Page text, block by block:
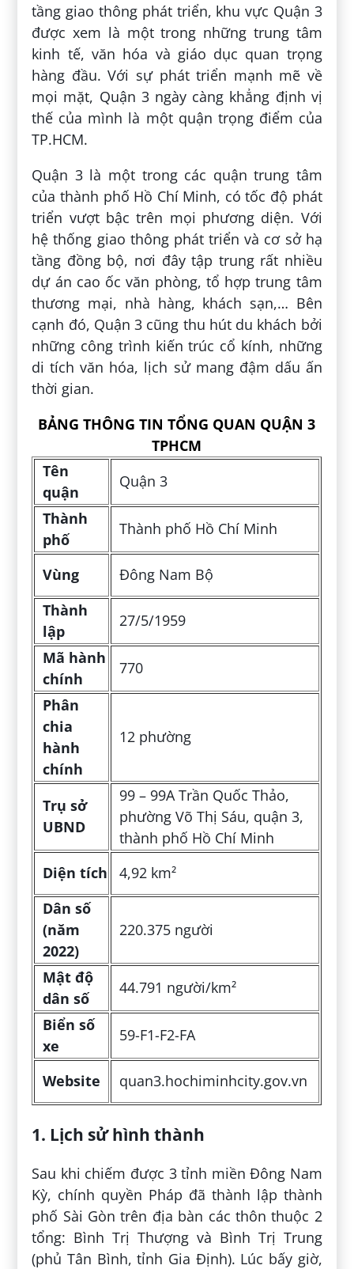
tầng giao thông phát triển, khu vực Quận 3
được xem là một trong những trung tâm
kinh tế, văn hóa và giáo dục quan trọng
hàng đầu. Với sự phát triển mạnh mẽ về
mọi mặt, Quận 3 ngày càng khẳng định vị
thế của mình là một quận trọng điểm của
TP.HCM.
Quận 3 là một trong các quận trung tâm
của thành phố Hồ Chí Minh, có tốc độ phát
triển vượt bậc trên mọi phương diện. Với
hệ thống giao thông phát triển và cơ sở hạ
tầng đồng bộ, nơi đây tập trung rất nhiều
dự án cao ốc văn phòng, tổ hợp trung tâm
thương mại, nhà hàng, khách sạn,… Bên
cạnh đó, Quận 3 cũng thu hút du khách bởi
những công trình kiến trúc cổ kính, những
di tích văn hóa, lịch sử mang đậm dấu ấn
thời gian.
BẢNG THÔNG TIN TỔNG QUAN QUẬN 3
TPHCM
Tên
quận
Quận 3
Thành
phố
Thành phố Hồ Chí Minh
Vùng
Đông Nam Bộ
Thành
lập
27/5/1959
Mã hành
chính
770
Phân
chia
hành
chính
12 phường
Trụ sở
UBND
99 – 99A Trần Quốc Thảo,
phường Võ Thị Sáu, quận 3,
thành phố Hồ Chí Minh
Diện tích
4,92 km²
Dân số
(năm
2022)
220.375 người
Mật độ
dân số
44.791 người/km²
Biển số
xe
59-F1-F2-FA
Website quan3.hochiminhcity.gov.vn
1. Lịch sử hình thành
Sau khi chiếm được 3 tỉnh miền Đông Nam
Kỳ, chính quyền Pháp đã thành lập thành
phố Sài Gòn trên địa bàn các thôn thuộc 2
tổng: Bình Trị Thượng và Bình Trị Trung
(phủ Tân Bình, tỉnh Gia Định). Lúc bấy giờ,